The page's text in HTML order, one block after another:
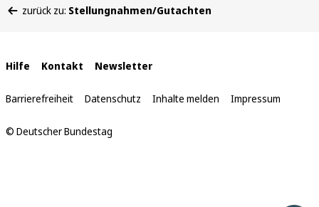
befinden
zurück zu: Stellungnahmen/Gutachten
Interne
Links
Hilfe Kontakt Newsletter
Barrierefreiheit Datenschutz Inhalte melden Impressum
© Deutscher Bundestag